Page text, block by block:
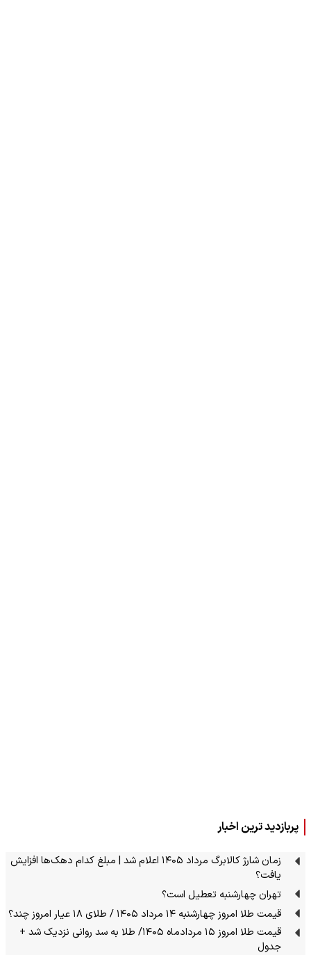
پربازدید ترین اخبار
زمان شارژ کالابرگ مرداد ۱۴۰۵ اعلام شد | مبلغ کدام دهک‌ها افزایش
یافت؟
تهران چهارشنبه تعطیل است؟
قیمت طلا امروز چهارشنبه ۱۴ مرداد ۱۴۰۵ / طلای ۱۸ عیار امروز چند؟
قیمت طلا امروز ۱۵ مردادماه ۱۴۰۵/ طلا به سد روانی نزدیک شد +
جدول